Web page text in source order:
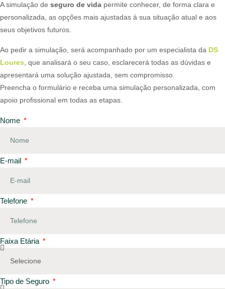
A simulação de seguro de vida permite conhecer, de forma clara e
personalizada, as opções mais ajustadas à sua situação atual e aos
seus objetivos futuros.
Ao pedir a simulação, será acompanhado por um especialista da DS
Loures , que analisará o seu caso, esclarecerá todas as dúvidas e
apresentará uma solução ajustada, sem compromisso.
Preencha o formulário e receba uma simulação personalizada, com
apoio profissional em todas as etapas.
Nome
E-mail
Telefone
Faixa Etária
Tipo de Seguro